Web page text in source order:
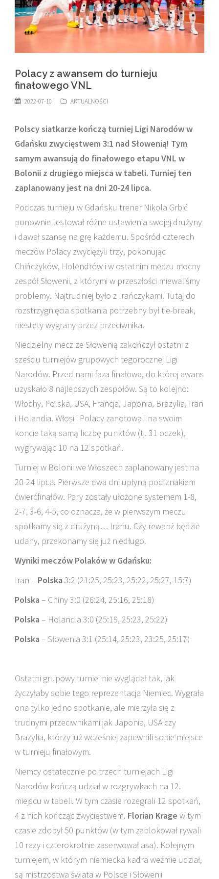
Polacy z awansem do turnieju
finałowego VNL
2022-07-10 AKTUALNOŚCI
Polscy siatkarze kończą turniej Ligi Narodów w
Gdańsku zwycięstwem 3:1 nad Słowenią! Tym
samym awansują do finałowego etapu VNL w
Bolonii z drugiego miejsca w tabeli. Turniej ten
zaplanowany jest na dni 20-24 lipca.
Podczas turnieju w Gdańsku trener Nikola Grbić
ponownie testował różne ustawienia swojej drużyny
i dawał szansę na grę każdemu. Spośród czterech
meczów Polacy zwyciężyli trzy, pokonując
Chińczyków, Holendrów i w ostatnim meczu mocny
zespół Słowenii, z którymi w przeszłości miewaliśmy
problemy. Najtrudniej było z Irańczykami. Tutaj do
rozstrzygnięcia spotkania potrzebny był tie-break,
niestety wygrany przez przeciwnika.
Niedzielny mecz ze Słowenią zakończył ostatni z
sześciu turniejów grupowych tegorocznej Ligi
Narodów. Przed nami faza finałowa, do której awans
uzyskało 8 najlepszych zespołów. Są to kolejno:
Włochy, Polska, USA, Francja, Japonia, Brazylia, Iran
i Holandia. Włosi i Polacy zanotowali na swoim
koncie taką samą liczbę punktów (tj. 31 oczek),
wygrywając 10 na 12 spotkań.
Turniej w Bolonii we Włoszech zaplanowany jest na
20-24 lipca. Pierwsze dwa dni upłyną pod znakiem
ćwierćfinałów. Pary zostały ułożone systemem 1-8,
2-7, 3-6, 4-5, co oznacza, że w pierwszym meczu
spotkamy się z drużyną… Iranu. Czy rewanż będzie
udany, przekonamy się już niedługo.
Wyniki meczów Polaków w Gdańsku:
Iran – Polska 3:2 (21:25, 25:23, 25:22, 25:27, 15:7)
Polska – Chiny 3:0 (26:24, 25:16, 25:18)
Polska – Holandia 3:0 (25:19, 25:23, 25:22)
Polska – Słowenia 3:1 (25:14, 25:23, 23:25, 25:17)
Ostatni grupowy turniej nie wyglądał tak, jak
życzyłaby sobie tego reprezentacja Niemiec. Wygrała
ona tylko jedno spotkanie, ale mierzyła się z
trudnymi przeciwnikami jak Japonia, USA czy
Brazylia, którzy już wcześniej zapewnili sobie miejsce
w turnieju finałowym.
Niemcy ostatecznie po trzech turniejach Ligi
Narodów kończą udział w rozgrywkach na 12.
miejscu w tabeli. W tym czasie rozegrali 12 spotkań,
4 z nich kończąc zwycięstwem. Florian Krage w tym
czasie zdobył 50 punktów (w tym zablokował rywali
10 razy i czterokrotnie zaserwował asa). Kolejnym
turniejem, w którym niemiecka kadra weźmie udział,
są mistrzostwa świata w Polsce i Słowenii